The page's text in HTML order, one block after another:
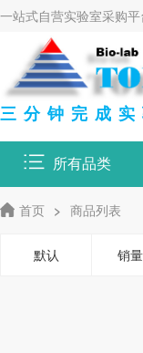
一站式自营实验室采购平
三分钟完成
所有品类
首页 > 商品列表
默认 销量